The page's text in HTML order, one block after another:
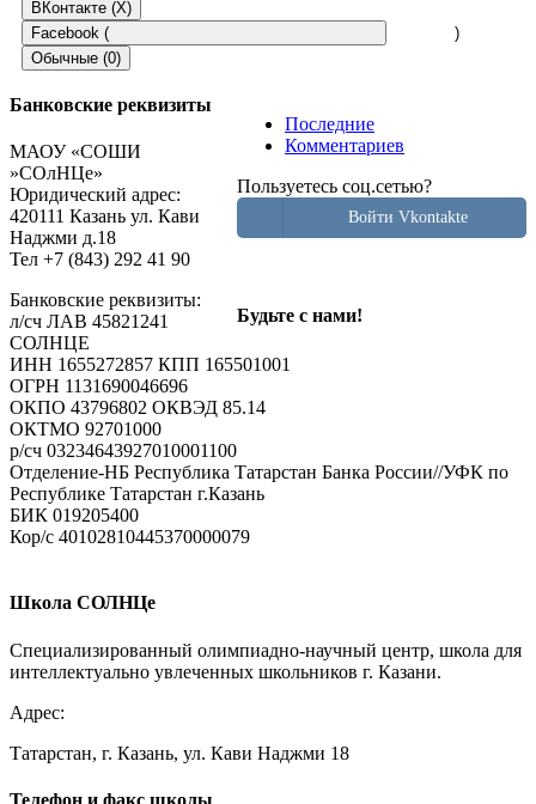
ВКонтакте (X)
Facebook (
)
Обычные (0)
Пользуетесь соц.сетью?
Войти Vkontakte
Ваш e-mail не будет опубликован.
помечены*
Комментарий
E-mail*
Сайт
Последние
Комментариев
Пользуетесь соц.сетью?
Войти Vkontakte
Будьте с нами!
Банковские реквизиты
МАОУ «СОШИ
»СОлНЦе»
Юридический адрес:
420111 Казань ул. Кави
Наджми д.18
Тел +7 (843) 292 41 90
Банковские реквизиты:
л/сч ЛАВ 45821241
СОЛНЦЕ
ИНН 1655272857 КПП 165501001
ОГРН 1131690046696
ОКПО 43796802 ОКВЭД 85.14
ОКТМО 92701000
р/cч 03234643927010001100
Отделение-НБ Республика Татарстан Банка России//УФК по
Республике Татарстан г.Казань
БИК 019205400
Кор/с 40102810445370000079
Школа СОЛНЦе
Специализированный олимпиадно-научный центр, школа для
интеллектуально увлеченных школьников г. Казани.
Адрес:
Татарстан, г. Казань, ул. Кави Наджми 18
Телефон и факс школы